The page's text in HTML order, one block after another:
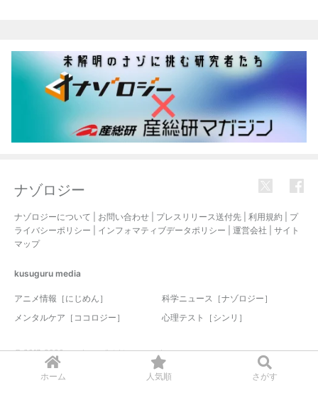
ホーム 人気順 さがす
ナゾロジー
ナゾロジーについて お問い合わせ プレスリリース送付先 利用規約
プ
ライバシーポリシー
インフォマティブデータポリシー 運営会社
サイト
マップ
kusuguru media
アニメ情報［にじめん］
科学ニュース［ナゾロジー］
メンタルケア［ココロジー］
心理テスト［シンリ］
© 2017-2026 nazology. all rights reserved.